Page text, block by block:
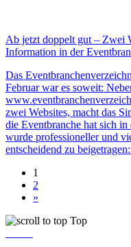
Ab jetzt doppelt gut – Zwei
Information in der
Das
Februar war es soweit:
zwei Websites, macht das
die Eventbranche hat sich in
wurde professioneller und
entscheidend zu
1
2
»
Top